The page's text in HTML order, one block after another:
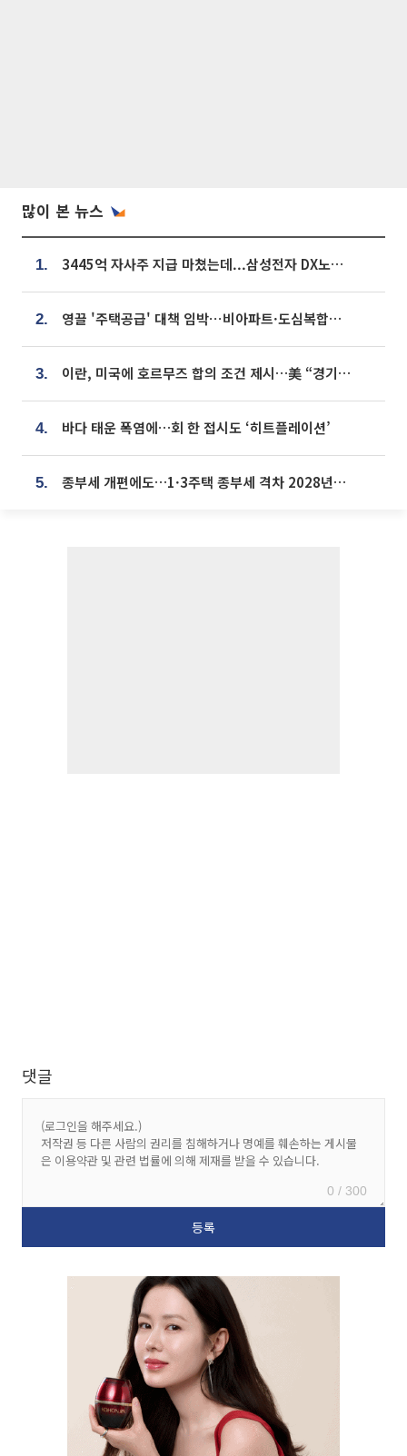
많이 본 뉴스
1. 3445억 자사주 지급 마쳤는데...삼성전자 DX노조, 뒤늦은 '떼쓰기 집회'
2. 영끌 '주택공급' 대책 임박⋯비아파트·도심복합까지 총동원
3. 이란, 미국에 호르무즈 합의 조건 제시…美 “경기 아직 안 끝나” [종합]
4. 바다 태운 폭염에…회 한 접시도 ‘히트플레이션’
5. 종부세 개편에도…1·3주택 종부세 격차 2028년부터 확대
댓글
0 / 300